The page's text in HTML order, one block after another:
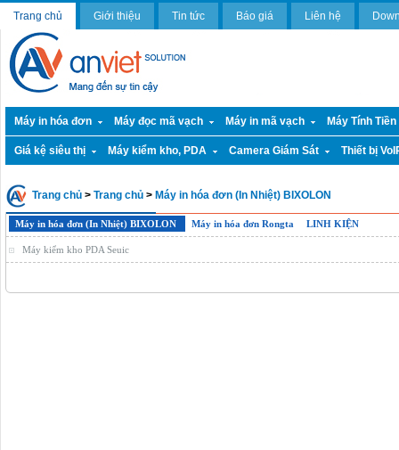
Trang chủ Giới thiệu Tin tức Báo giá Liên hệ
Máy in hóa đơn Máy đọc mã vạch Máy in mã vạch Máy Tính
Giá kệ siêu thị Máy kiểm kho, PDA Camera Giám Sát Thiết bị
Trang chủ > Trang chủ > Máy in hóa đơn (In Nhiệt) BIXOLON
Máy in hóa đơn (In Nhiệt) BIXOLON Máy in hóa đơn Rongta LINH KIỆN
Máy kiểm kho PDA Seuic